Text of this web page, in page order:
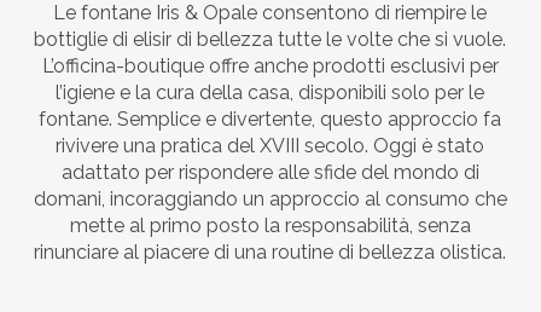
Le fontane Iris & Opale consentono di riempire le
bottiglie di elisir di bellezza tutte le volte che si vuole.
L’officina-boutique offre anche prodotti esclusivi per
l’igiene e la cura della casa, disponibili solo per le
fontane. Semplice e divertente, questo approccio fa
rivivere una pratica del XVIII secolo. Oggi è stato
adattato per rispondere alle sfide del mondo di
domani, incoraggiando un approccio al consumo che
mette al primo posto la responsabilità, senza
rinunciare al piacere di una routine di bellezza olistica.